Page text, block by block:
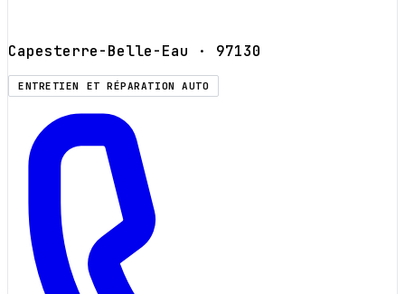
Capesterre-Belle-Eau · 97130
ENTRETIEN ET RÉPARATION AUTO